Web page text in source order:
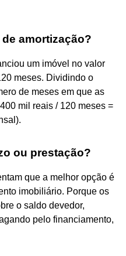
amortização?
um imóvel no valor
meses. Dividindo o
de meses em que as
mil reais / 120 meses =
ou prestação?
que a melhor opção é
imobiliário. Porque os
o saldo devedor,
pelo financiamento,